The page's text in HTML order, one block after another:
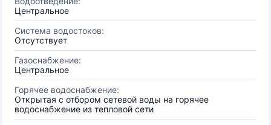
Центральное
Система водостоков:
Отсутствует
Газоснабжение:
Центральное
Горячее водоснабжение:
Открытая с отбором сетевой воды на горячее
водоснабжение из тепловой сети